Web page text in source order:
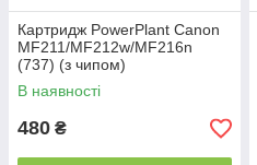
Картридж PowerPlant Canon
MF211/MF212w/MF216n
(737) (з чипом)
В наявності
480 ₴